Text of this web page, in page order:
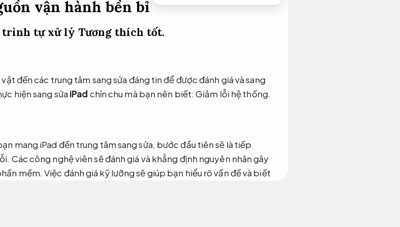
vận hành bền bỉ
trình tự xử lý Tương thích tốt.
đến các trung tâm sang sửa đáng tin để được đánh giá và sang
hiện sang sửa iPad chỉn chu mà bạn nên biết:Giảm lỗi hệ thống.
mang iPad đến trung tâm sang sửa, bước đầu tiên sẽ là tiếp
Các công nghệ viên sẽ đánh giá và khẳng định nguyên nhân gây
mềm. Việc đánh giá kỹ lưỡng sẽ giúp bạn hiểu rõ vấn đề và biết